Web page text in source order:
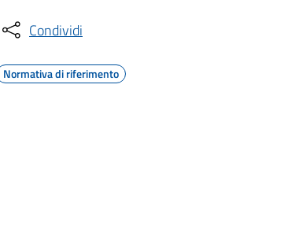
Condividi
Normativa di riferimento